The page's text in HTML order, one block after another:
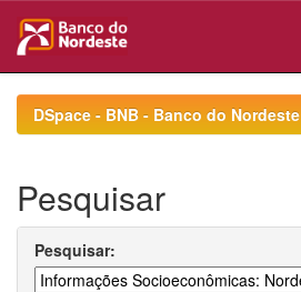
navigationDSpace - BNB - Banco do
Pesquisar
Pesquisar: